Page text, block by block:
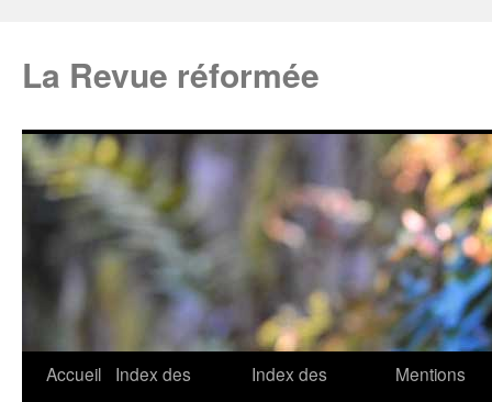
La Revue réformée
Accueil
Index des
Index des
Mentions